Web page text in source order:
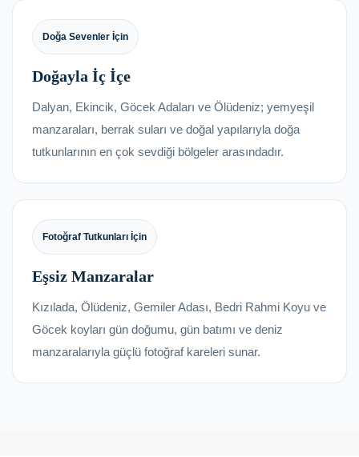
Doğa Sevenler İçin
Doğayla İç İçe
Dalyan, Ekincik, Göcek Adaları ve Ölüdeniz; yemyeşil
manzaraları, berrak suları ve doğal yapılarıyla doğa
tutkunlarının en çok sevdiği bölgeler arasındadır.
Fotoğraf Tutkunları İçin
Eşsiz Manzaralar
Kızılada, Ölüdeniz, Gemiler Adası, Bedri Rahmi Koyu ve
Göcek koyları gün doğumu, gün batımı ve deniz
manzaralarıyla güçlü fotoğraf kareleri sunar.